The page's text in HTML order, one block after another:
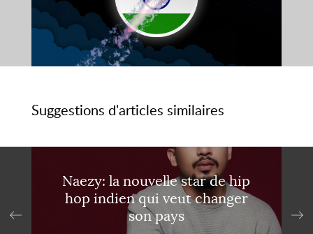
Suggestions d'articles similaires
Naezy: la nouvelle star de hip
hop indien qui veut changer
son pays